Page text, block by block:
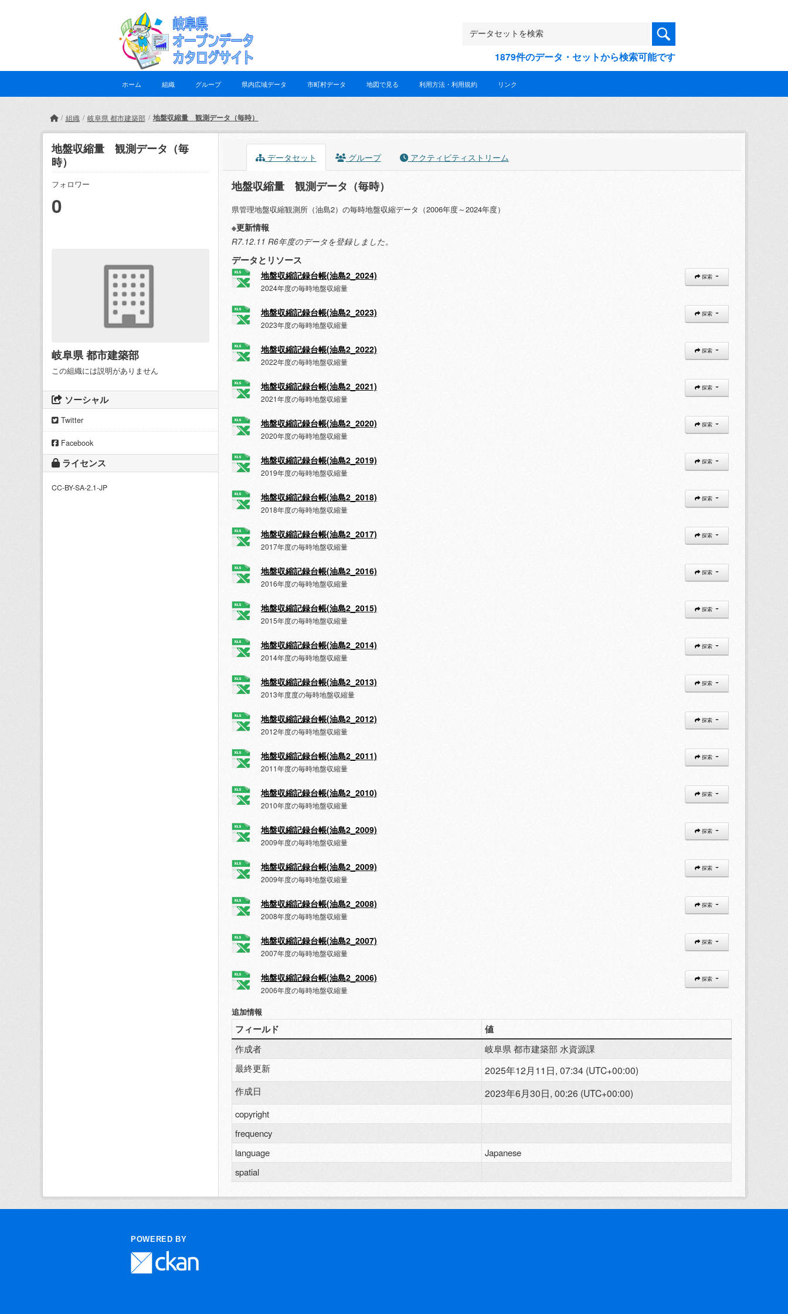
1879件のデータ・セットから検索可能です
ホーム 組織 グループ 県内広域データ 市町村データ 地図で見る 利用方法・利用規約 リンク
組織 岐阜県 都市建築部 地盤収縮量 観測データ（毎時）
地盤収縮量 観測データ（毎
時）
フォロワー
0
岐阜県 都市建築部
この組織には説明がありません
ソーシャル
Twitter
Facebook
ライセンス
CC-BY-SA-2.1-JP
データセット グループ アクティビティストリーム
地盤収縮量 観測データ（毎時）
県管理地盤収縮観測所（油島2）の毎時地盤収縮データ（2006年度～2024年度）
※更新情報
R7.12.11 R6年度のデータを登録しました。
データとリソース
地盤収縮記録台帳(油島2_2024)
2024年度の毎時地盤収縮量
探索
地盤収縮記録台帳(油島2_2023)
2023年度の毎時地盤収縮量
探索
地盤収縮記録台帳(油島2_2022)
2022年度の毎時地盤収縮量
探索
地盤収縮記録台帳(油島2_2021)
2021年度の毎時地盤収縮量
探索
地盤収縮記録台帳(油島2_2020)
2020年度の毎時地盤収縮量
探索
地盤収縮記録台帳(油島2_2019)
2019年度の毎時地盤収縮量
探索
地盤収縮記録台帳(油島2_2018)
2018年度の毎時地盤収縮量
探索
地盤収縮記録台帳(油島2_2017)
2017年度の毎時地盤収縮量
探索
地盤収縮記録台帳(油島2_2016)
2016年度の毎時地盤収縮量
探索
地盤収縮記録台帳(油島2_2015)
2015年度の毎時地盤収縮量
探索
地盤収縮記録台帳(油島2_2014)
2014年度の毎時地盤収縮量
探索
地盤収縮記録台帳(油島2_2013)
2013年度度の毎時地盤収縮量
探索
地盤収縮記録台帳(油島2_2012)
2012年度の毎時地盤収縮量
探索
地盤収縮記録台帳(油島2_2011)
2011年度の毎時地盤収縮量
探索
地盤収縮記録台帳(油島2_2010)
2010年度の毎時地盤収縮量
探索
地盤収縮記録台帳(油島2_2009)
2009年度の毎時地盤収縮量
探索
地盤収縮記録台帳(油島2_2009)
2009年度の毎時地盤収縮量
探索
地盤収縮記録台帳(油島2_2008)
2008年度の毎時地盤収縮量
探索
地盤収縮記録台帳(油島2_2007)
2007年度の毎時地盤収縮量
探索
地盤収縮記録台帳(油島2_2006)
2006年度の毎時地盤収縮量
探索
追加情報
フィールド 値
作成者
岐阜県 都市建築部 水資源課
最終更新
2025年12月11日, 07:34 (UTC+00:00)
作成日 2023年6月30日, 00:26 (UTC+00:00)
copyright
frequency
language
Japanese
spatial
POWERED BY